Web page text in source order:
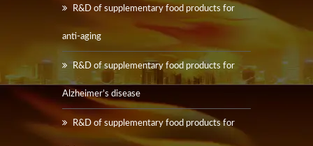
R&D of supplementary food products for
anti-aging
R&D of supplementary food products for
Alzheimer’s disease
R&D of supplementary food products for